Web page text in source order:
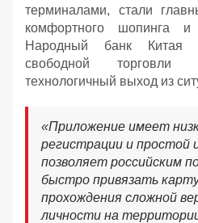
терминалами, стали
комфортного шопинга
Народный банк Китая
свободной торговли
технологичный выход из
«Приложение имеет
регистрации и простой
позволяет российским
быстро привязать
прохождения сложной
личности на